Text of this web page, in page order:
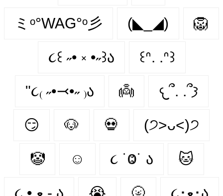
ミᵒ°WAG°ᵒ彡 (◣_◢) 🦁
૮꒰ ˶• ༝ •˶꒱ა ꒰ᐢ. .ᐢ꒱
"૮₍ ˶•⤙•˶ ₎ა 👼 𐔌՞. .՞𐦯
😏 🐶 💀 (੭˃ᴗ˂)੭
🤡 ☺ ૮ ˙Ⱉ˙ ა 🐱